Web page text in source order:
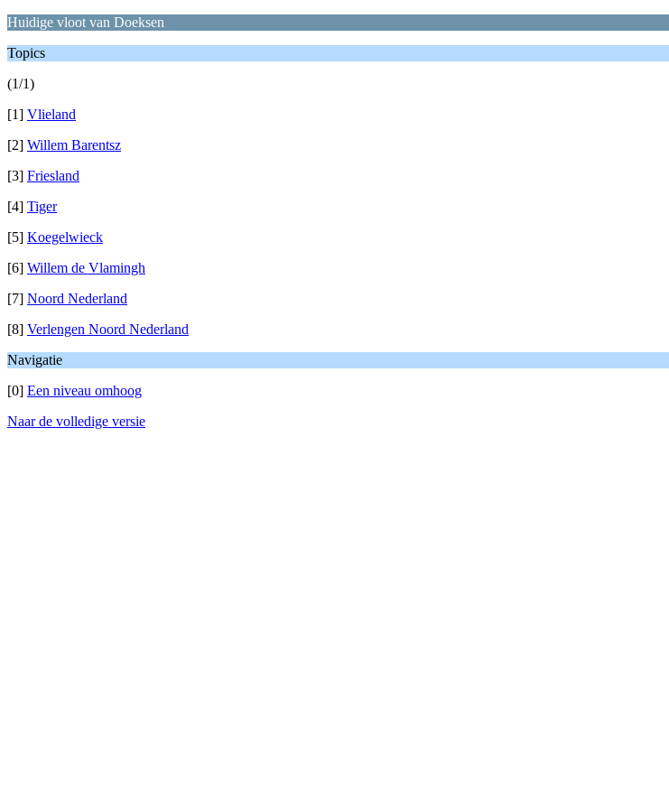
Huidige vloot van Doeksen
Topics
(1/1)
[1] Vlieland
[2] Willem Barentsz
[3] Friesland
[4] Tiger
[5] Koegelwieck
[6] Willem de Vlamingh
[7] Noord Nederland
[8] Verlengen Noord Nederland
Navigatie
[0] Een niveau omhoog
Naar de volledige versie